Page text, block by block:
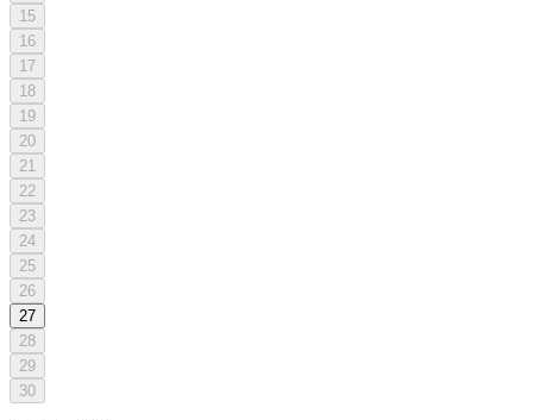
15
16
17
18
19
20
21
22
23
24
25
26
27
28
29
30